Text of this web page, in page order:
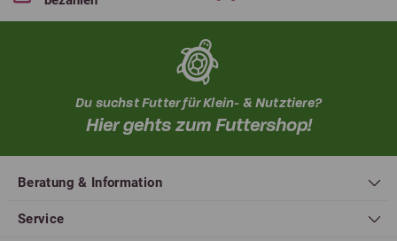
Du suchst Futter für Klein- & Nutztiere?
Hier gehts zum Futtershop!
Beratung & Information
Service